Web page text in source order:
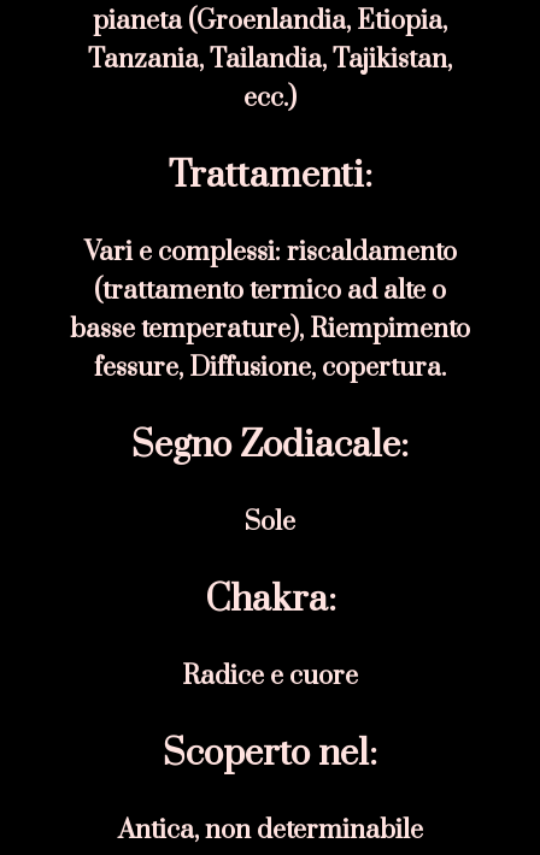
pianeta (Groenlandia, Etiopia,
Tanzania, Tailandia, Tajikistan,
ecc.)
Trattamenti:
Vari e complessi: riscaldamento
(trattamento termico ad alte o
basse temperature), Riempimento
fessure, Diffusione, copertura.
Segno Zodiacale:
Sole
Chakra:
Radice e cuore
Scoperto nel:
Antica, non determinabile